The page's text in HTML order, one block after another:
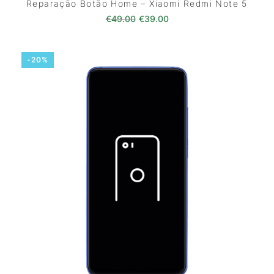
Reparação Botão Home – Xiaomi Redmi Note 5
€49.00 O preço original era: €49.00.
€39.00O preço atual é:
-20%